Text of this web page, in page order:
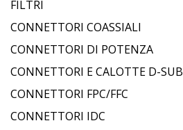
FILTRI
CONNETTORI COASSIALI
CONNETTORI DI POTENZA
CONNETTORI E CALOTTE D-SUB
CONNETTORI FPC/FFC
CONNETTORI IDC